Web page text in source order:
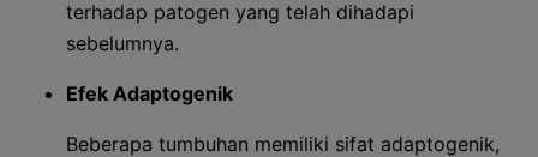
terhadap patogen yang telah dihadapi
sebelumnya.
Efek Adaptogenik
Beberapa tumbuhan memiliki sifat adaptogenik,